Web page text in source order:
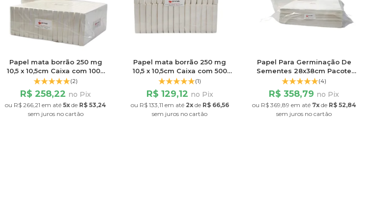
Papel mata borrão 250 mg
10,5 x 10,5cm Caixa com 1000
folhas (2)
R$ 258,22 no Pix
ou R$ 266,21 em até5x de R$ 53,24
sem jurosno cartão
Papel mata borrão 250 mg
10,5 x 10,5cm Caixa com 500
folhas
(1)
R$ 129,12 no Pix
ou R$ 133,11 em até 2xde R$ 66,56
sem juros no cartão
Papel Para Germinação De
Sementes 28x38cm Pacote
Com 1000 Folhas
(4)
R$ 358,79 no Pix
ou R$ 369,89 em até 7xde R$ 52,84
sem juros no cartão